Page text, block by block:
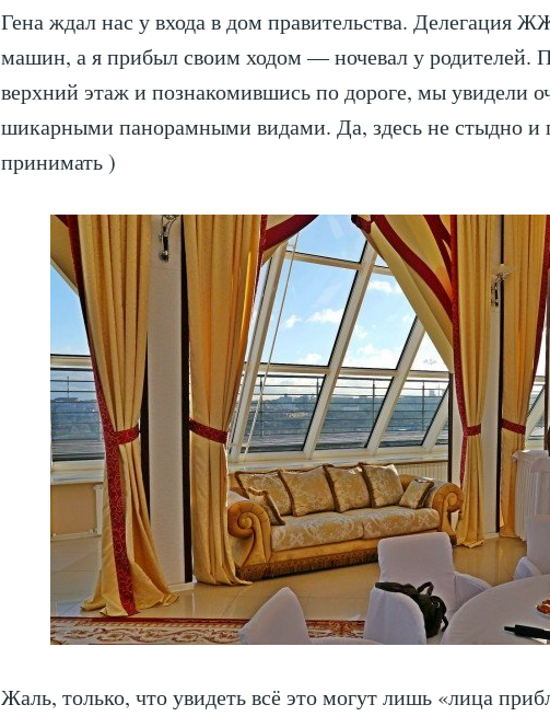
Гена ждал нас у входа в дом правительства. Делегация
машин, а я прибыл своим ходом — ночевал у родителей.
верхний этаж и познакомившись по дороге, мы увидели
шикарными панорамными видами. Да, здесь не стыдно и
принимать )
Жаль, только, что увидеть всё это могут лишь «лица